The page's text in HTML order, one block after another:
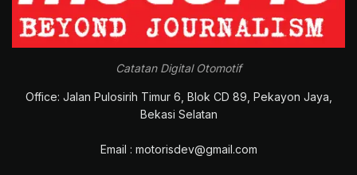
Catatan Digital Otomotif
Office: Jalan Pulosirih Timur 6, Blok CD 89, Pekayon Jaya,
Bekasi Selatan
Email : motorisdev@gmail.com